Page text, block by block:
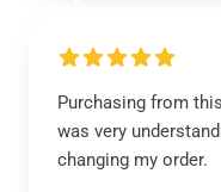
Purchasing from
was very
changing my order.